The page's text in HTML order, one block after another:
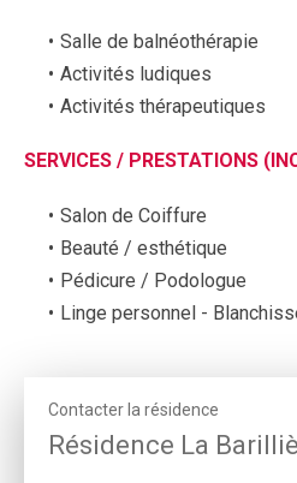
Salle de balnéothérapie
Activités ludiques
Activités thérapeutiques
SERVICES / PRESTATIONS
Salon de Coiffure
Beauté / esthétique
Pédicure / Podologue
Linge personnel -
Contacter la résidence
Résidence La